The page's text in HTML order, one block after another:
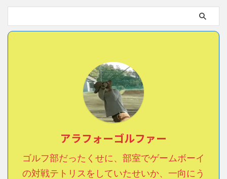
アラフォーゴルファー
ゴルフ部だったくせに、部室でゲームボーイ
の対戦テトリスをしていたせいか、一向にう